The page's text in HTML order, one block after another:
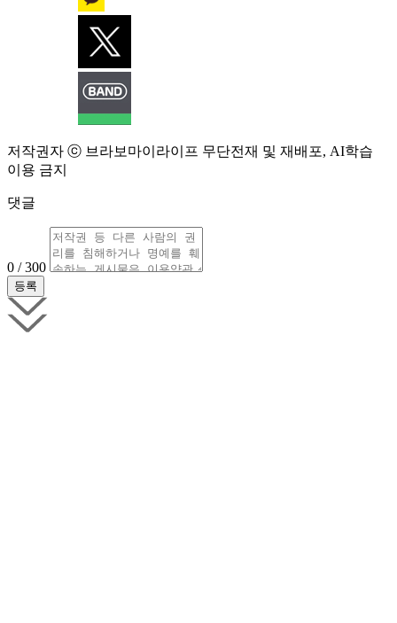
저작권자 ⓒ 브라보마이라이프 무단전재 및 재배포, AI학습
이용 금지
댓글
0 / 300